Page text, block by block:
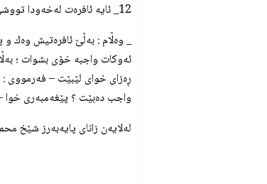
12_ ئایه‌ ئافره‌ت له‌خه‌ودا تووشی له‌شگرانی ده‌بێت ؟
_ وه‌ڵام : به‌ڵێ ئافره‌تیش وه‌ك
ئه‌وكات واجبه‌ خۆی بشوات ؛
ڕه‌زای خوای لێبێت – فه‌رمووی
واجب ده‌بێت ؟ پێغه‌مبه‌ری خوا
له‌لایه‌ن زانای پایه‌به‌رز شێخ